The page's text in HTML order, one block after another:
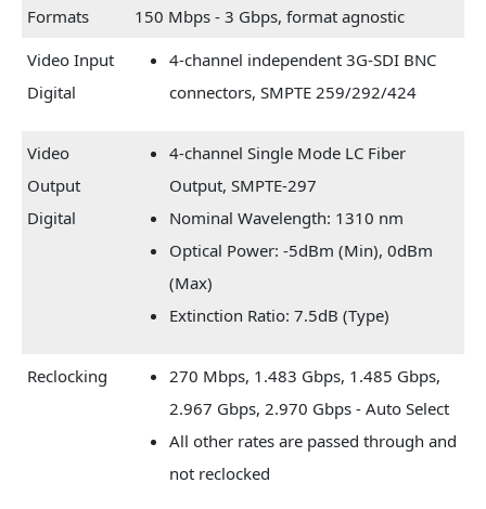
Formats
150 Mbps - 3 Gbps, format agnostic
Video Input
Digital
4-channel independent 3G-SDI BNC
connectors, SMPTE 259/292/424
Video
Output
Digital
4-channel Single Mode LC Fiber
Output, SMPTE-297
Nominal Wavelength: 1310 nm
Optical Power: -5dBm (Min), 0dBm
(Max)
Extinction Ratio: 7.5dB (Type)
Reclocking
270 Mbps, 1.483 Gbps, 1.485 Gbps,
2.967 Gbps, 2.970 Gbps - Auto Select
All other rates are passed through and
not reclocked